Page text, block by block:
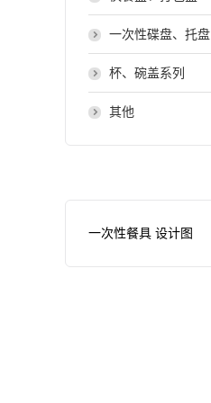
一次性碟盘、托盘
杯、碗盖系列
其他
一次性餐具 设计图